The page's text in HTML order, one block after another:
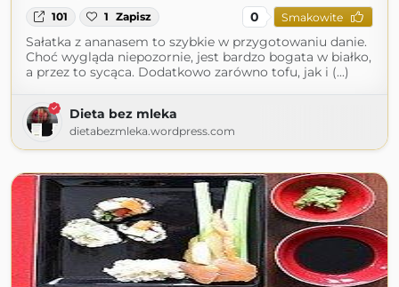
101 1 Zapisz 0 Smakowite
Sałatka z ananasem to szybkie w przygotowaniu danie.
Choć wygląda niepozornie, jest bardzo bogata w białko,
a przez to sycąca. Dodatkowo zarówno tofu, jak i (...)
Dieta bez mleka
dietabezmleka.wordpress.com